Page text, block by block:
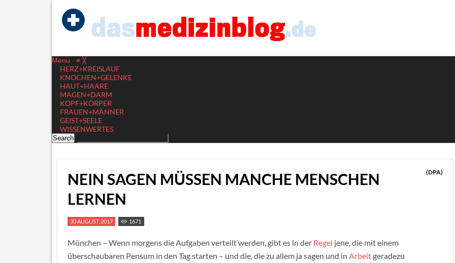
Menu ≡ ╳
HERZ+KREISLAUF
KNOCHEN+GELENKE
HAUT+HAARE
MAGEN+DARM
KOPF+KÖRPER
FRAUEN+MÄNNER
GEIST+SEELE
WISSENWERTES
NEIN SAGEN MÜSSEN MANCHE MENSCHEN
LERNEN
(DPA)
30 AUGUST, 2017 1671
München – Wenn morgens die Aufgaben verteilt werden, gibt es in der Regel jene, die mit einem
überschaubaren Pensum in den Tag starten – und die, die zu allem ja sagen und in Arbeitgeradezu